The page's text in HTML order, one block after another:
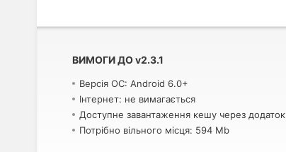
ВИМОГИ ДОv2.3.1
Версія ОС: Android 6.0+
Інтернет: не вимагається
Доступне завантаження кешу через додаток
Потрібно вільного місця: 594 Mb